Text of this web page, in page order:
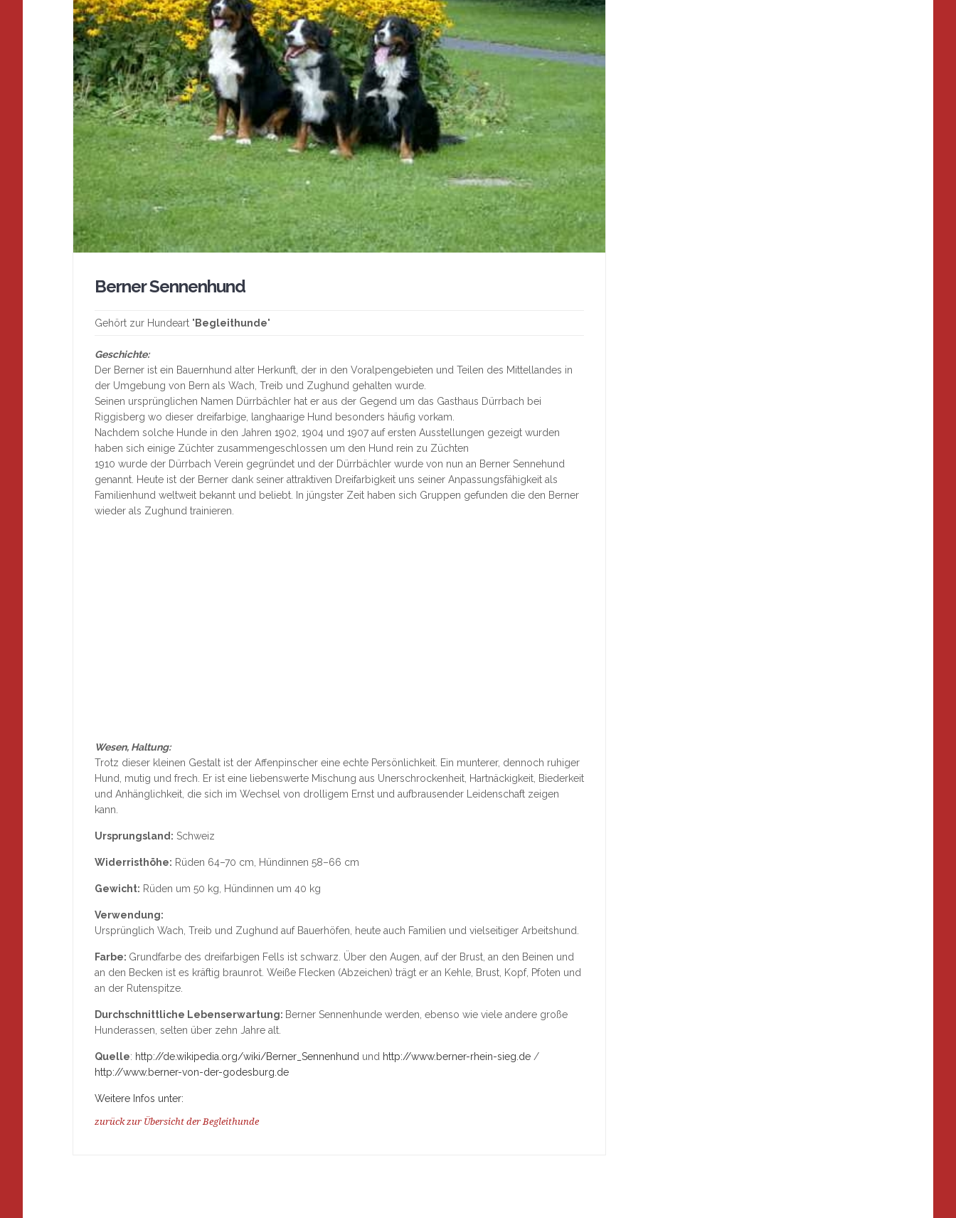
Berner Sennenhund
Gehört zur Hundeart " Begleithunde"
Geschichte:
Der Berner ist ein Bauernhund alter Herkunft, der in den Voralpengebieten und Teilen des Mittellandes in
der Umgebung von Bern als Wach, Treib und Zughund gehalten wurde.
Seinen ursprünglichen Namen Dürrbächler hat er aus der Gegend um das Gasthaus Dürrbach bei
Riggisberg wo dieser dreifarbige, langhaarige Hund besonders häufig vorkam.
Nachdem solche Hunde in den Jahren 1902, 1904 und 1907 auf ersten Ausstellungen gezeigt wurden
haben sich einige Züchter zusammengeschlossen um den Hund rein zu Züchten
1910 wurde der Dürrbach Verein gegründet und der Dürrbächler wurde von nun an Berner Sennehund
genannt. Heute ist der Berner dank seiner attraktiven Dreifarbigkeit uns seiner Anpassungsfähigkeit als
Familienhund weltweit bekannt und beliebt. In jüngster Zeit haben sich Gruppen gefunden die den Berner
wieder als Zughund trainieren.
Wesen, Haltung:
Trotz dieser kleinen Gestalt ist der Affenpinscher eine echte Persönlichkeit. Ein munterer, dennoch ruhiger
Hund, mutig und frech. Er ist eine liebenswerte Mischung aus Unerschrockenheit, Hartnäckigkeit, Biederkeit
und Anhänglichkeit, die sich im Wechsel von drolligem Ernst und aufbrausender Leidenschaft zeigen
kann.
Ursprungsland: Schweiz
Widerristhöhe: Rüden 64–70 cm, Hündinnen 58–66 cm
Gewicht: Rüden um 50 kg, Hündinnen um 40 kg
Verwendung:
Ursprünglich Wach, Treib und Zughund auf Bauerhöfen, heute auch Familien und vielseitiger Arbeitshund.
Farbe: Grundfarbe des dreifarbigen Fells ist schwarz. Über den Augen, auf der Brust, an den Beinen und
an den Becken ist es kräftig braunrot. Weiße Flecken (Abzeichen) trägt er an Kehle, Brust, Kopf, Pfoten und
an der Rutenspitze.
Durchschnittliche Lebenserwartung: Berner Sennenhunde werden, ebenso wie viele andere große
Hunderassen, selten über zehn Jahre alt.
Quelle: http://de.wikipedia.org/wiki/Berner_Sennenhund und http://www.berner-rhein-sieg.de /
http://www.berner-von-der-godesburg.de
Weitere Infos unter:
zurück zur Übersicht der Begleithunde